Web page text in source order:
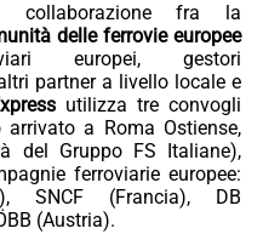
collaborazione fra la
delle ferrovie europee
europei, gestori
partner a livello locale e
utilizza tre convogli
a Roma Ostiense,
del Gruppo FS Italiane),
ferroviarie europee:
SNCF (Francia), DB
(Austria).